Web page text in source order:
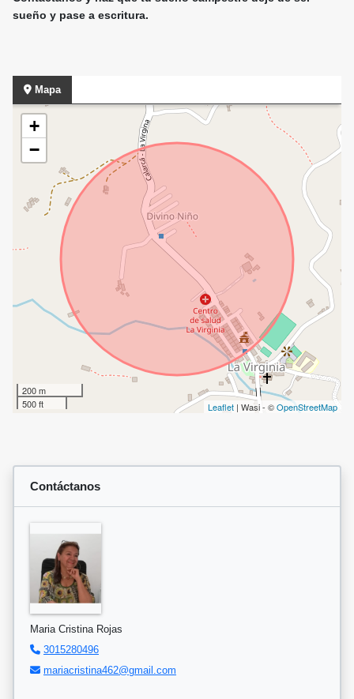
sueño y pase a escritura.
Mapa
+
−
200 m
500 ft
Leaflet | Wasi - ©OpenStreetMap
Contáctanos
Maria Cristina Rojas
3015280496
mariacristina462@gmail.com